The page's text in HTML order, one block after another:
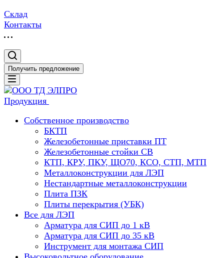
Склад
Контакты
Получить предложение
Продукция
Собственное производство
БКТП
Железобетонные приставки ПТ
Железобетонные стойки СВ
КТП, КРУ, ПКУ, ЩО70, КСО, СТП, МТП
Металлоконструкции для ЛЭП
Нестандартные металлоконструкции
Плита ПЗК
Плиты перекрытия (УБК)
Все для ЛЭП
Арматура для СИП до 1 кВ
Арматура для СИП до 35 кВ
Инструмент для монтажа СИП